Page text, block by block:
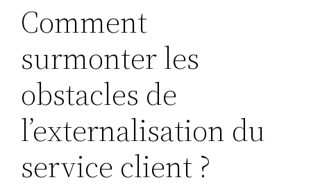
Comment
surmonter les
obstacles de
l’externalisation du
service client ?